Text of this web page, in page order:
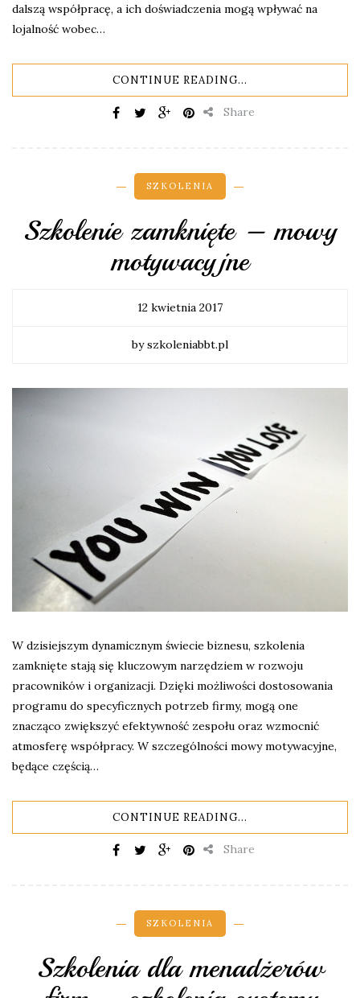
dalszą współpracę, a ich doświadczenia mogą wpływać na
lojalność wobec…
CONTINUE READING...
Share
SZKOLENIA
Szkolenie zamknięte – mowy
motywacyjne
12 kwietnia 2017
by szkoleniabbt.pl
W dzisiejszym dynamicznym świecie biznesu, szkolenia
zamknięte stają się kluczowym narzędziem w rozwoju
pracowników i organizacji. Dzięki możliwości dostosowania
programu do specyficznych potrzeb firmy, mogą one
znacząco zwiększyć efektywność zespołu oraz wzmocnić
atmosferę współpracy. W szczególności mowy motywacyjne,
będące częścią…
CONTINUE READING...
Share
SZKOLENIA
Szkolenia dla menadżerów